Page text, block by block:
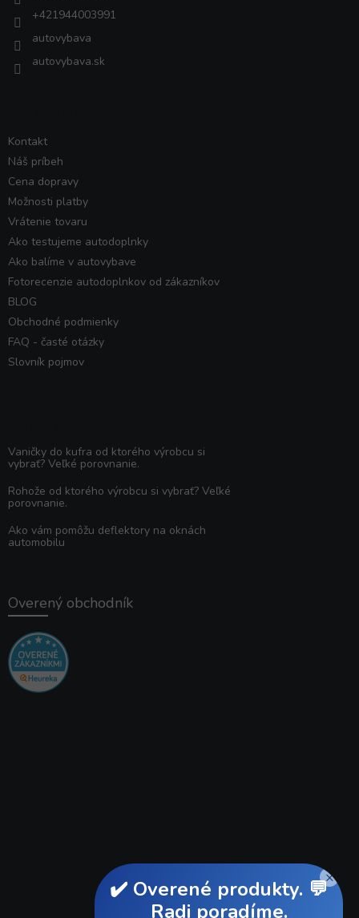
+421944003991
autovybava
autovybava.sk
Kontakt
Náš príbeh
Cena dopravy
Možnosti platby
Vrátenie tovaru
Ako testujeme autodoplnky
Ako balíme v autovybave
Fotorecenzie autodoplnkov od zákazníkov
BLOG
Obchodné podmienky
FAQ - časté otázky
Slovník pojmov
Vaničky do kufra od ktorého výrobcu si
vybrať? Veľké porovnanie.
Rohože od ktorého výrobcu si vybrať? Veľké
porovnanie.
Ako vám pomôžu deflektory na oknách
automobilu
Overený obchodník
×
✔️ Overené produkty. 💬
Radi poradíme.